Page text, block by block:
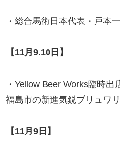
・総合馬術日本代表・戸本
【11月9.10日】
・Yellow Beer Works臨時出
福島市の新進気鋭ブリュワ
【11月9日】